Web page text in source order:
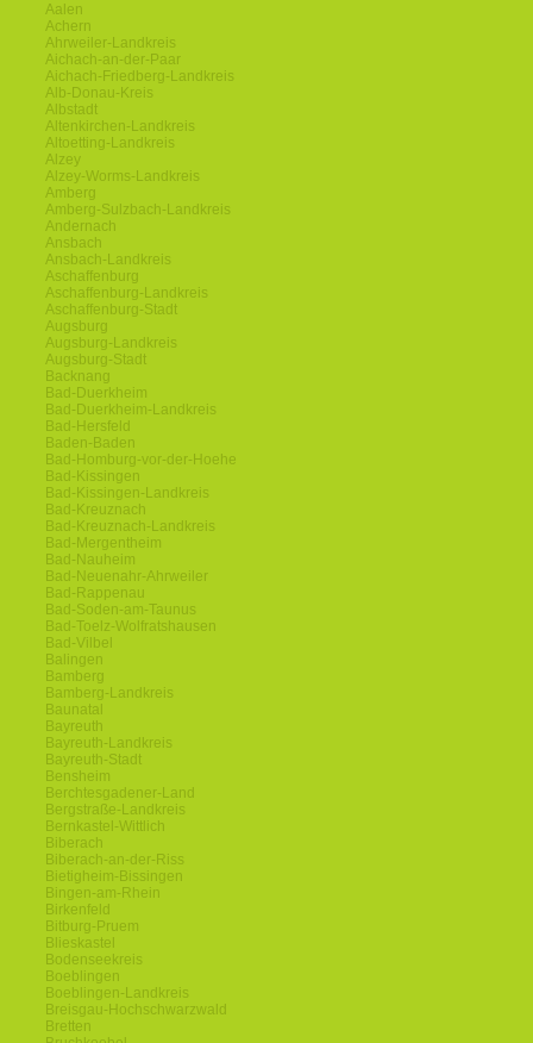
Aalen
Achern
Ahrweiler-Landkreis
Aichach-an-der-Paar
Aichach-Friedberg-Landkreis
Alb-Donau-Kreis
Albstadt
Altenkirchen-Landkreis
Altoetting-Landkreis
Alzey
Alzey-Worms-Landkreis
Amberg
Amberg-Sulzbach-Landkreis
Andernach
Ansbach
Ansbach-Landkreis
Aschaffenburg
Aschaffenburg-Landkreis
Aschaffenburg-Stadt
Augsburg
Augsburg-Landkreis
Augsburg-Stadt
Backnang
Bad-Duerkheim
Bad-Duerkheim-Landkreis
Bad-Hersfeld
Baden-Baden
Bad-Homburg-vor-der-Hoehe
Bad-Kissingen
Bad-Kissingen-Landkreis
Bad-Kreuznach
Bad-Kreuznach-Landkreis
Bad-Mergentheim
Bad-Nauheim
Bad-Neuenahr-Ahrweiler
Bad-Rappenau
Bad-Soden-am-Taunus
Bad-Toelz-Wolfratshausen
Bad-Vilbel
Balingen
Bamberg
Bamberg-Landkreis
Baunatal
Bayreuth
Bayreuth-Landkreis
Bayreuth-Stadt
Bensheim
Berchtesgadener-Land
Bergstraße-Landkreis
Bernkastel-Wittlich
Biberach
Biberach-an-der-Riss
Bietigheim-Bissingen
Bingen-am-Rhein
Birkenfeld
Bitburg-Pruem
Blieskastel
Bodenseekreis
Boeblingen
Boeblingen-Landkreis
Breisgau-Hochschwarzwald
Bretten